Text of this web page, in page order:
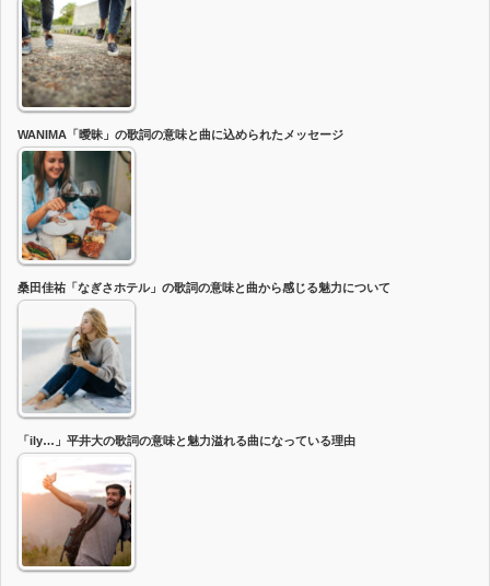
WANIMA「曖昧」の歌詞の意味と曲に込められたメッセージ
桑田佳祐「なぎさホテル」の歌詞の意味と曲から感じる魅力について
「ily…」平井大の歌詞の意味と魅力溢れる曲になっている理由